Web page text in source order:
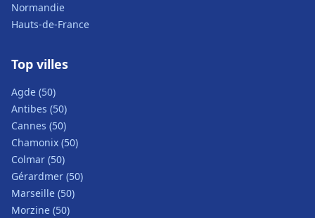
Normandie
Hauts-de-France
Top villes
Agde (50)
Antibes (50)
Cannes (50)
Chamonix (50)
Colmar (50)
Gérardmer (50)
Marseille (50)
Morzine (50)